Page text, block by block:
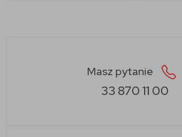
Masz pytanie
33 870 11 00